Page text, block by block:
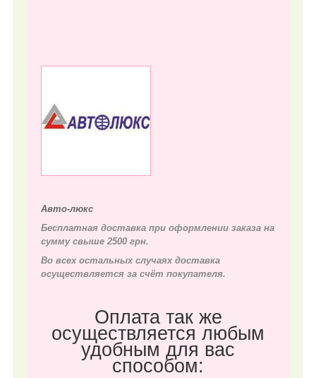
Авто-люкс
Бесплатная доставка при оформлении заказа на
сумму свыше 2500 грн.
Во всех остальных случаях доставка
осуществляется за счёт покупателя.
Оплата так же
осуществляется любым
удобным для вас
способом: